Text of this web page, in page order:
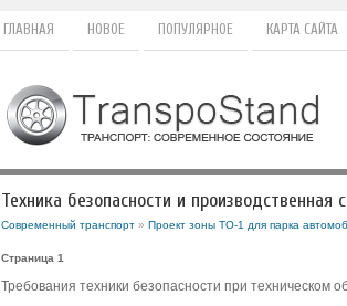
ГЛАВНАЯ НОВОЕ ПОПУЛЯРНОЕ КАРТА САЙТА
Техника безопасности и производственная
Современный транспорт» Проект зоны ТО-1 для парка
Страница 1
Требования техники безопасности при техническом